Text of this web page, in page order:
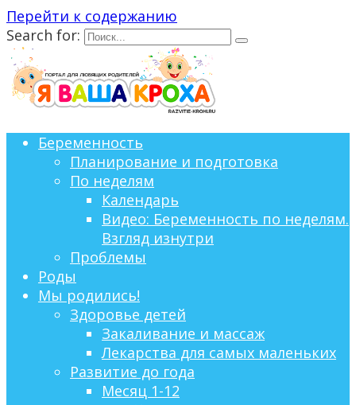
Перейти к содержанию
Search for:
Беременность
Планирование и подготовка
По неделям
Календарь
Видео: Беременность по неделям.
Взгляд изнутри
Проблемы
Роды
Мы родились!
Здоровье детей
Закаливание и массаж
Лекарства для самых маленьких
Развитие до года
Месяц 1-12